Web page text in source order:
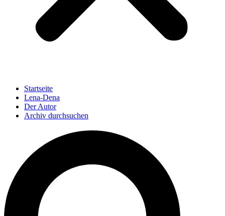
Startseite
Lena-Dena
Der Autor
Archiv durchsuchen